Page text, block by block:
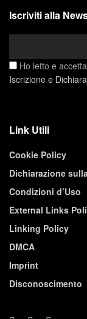
Iscriviti alla
Ho letto e
Iscrizione e
Link Utili
Cookie Policy
Dichiarazione
Condizioni d’Uso
External Links
Linking Policy
DMCA
Imprint
Disconoscimento